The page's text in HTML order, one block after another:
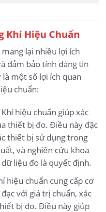
Khí Hiệu Chuẩn
lại nhiều lợi ích
đảm bảo tính đáng tin
một số lợi ích quan
chuẩn:
Khí hiệu chuẩn giúp xác
thiết bị đo. Điều này đặc
thiết bị sử dụng trong
và nghiên cứu khoa
liệu đo là quyết định.
hiệu chuẩn cung cấp cơ
với giá trị chuẩn, xác
bị đo. Điều này giúp